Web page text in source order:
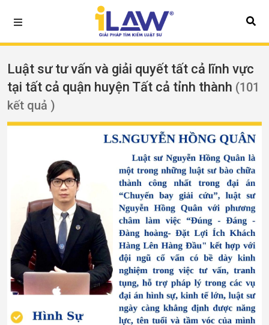
Luật sư tư vấn và giải quyết tất cả lĩnh vực
tại tất cả quận huyện Tất cả tỉnh thành (101
kết quả )